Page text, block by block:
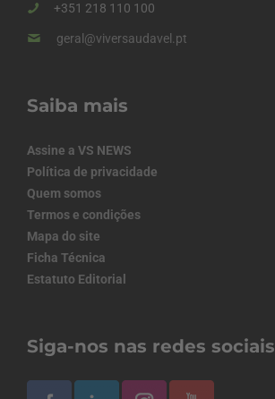
+351 218 110 100
geral@viversaudavel.pt
Saiba mais
Assine a VS NEWS
Política de privacidade
Quem somos
Termos e condições
Mapa do site
Ficha Técnica
Estatuto Editorial
Siga-nos nas redes sociais